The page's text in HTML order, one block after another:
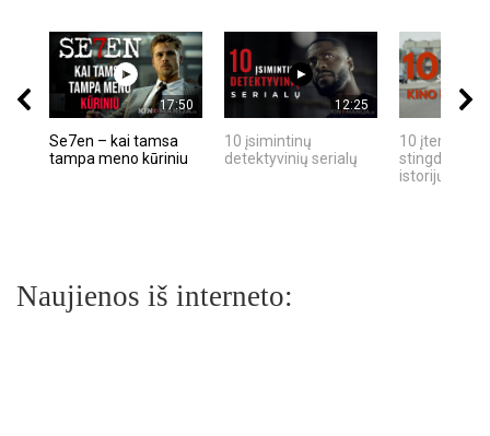
17:50
Se7en – kai tamsa
tampa meno kūriniu
12:25
10 įsimintinų
detektyvinių serialų
10 įtemptų,
stingdančių
istorijų
Naujienos iš interneto: